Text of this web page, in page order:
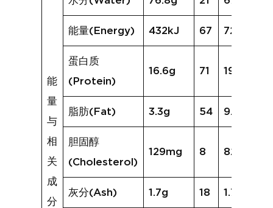
能
量
与
相
关
成
分
能量(Energy) 432kJ 67 720kJ
蛋白质
(Protein)
16.6g 71 19.4g
脂肪(Fat) 3.3g 54 9.1g
胆固醇
(Cholesterol)
129mg 8 82mg
灰分(Ash) 1.7g 18 1.7g